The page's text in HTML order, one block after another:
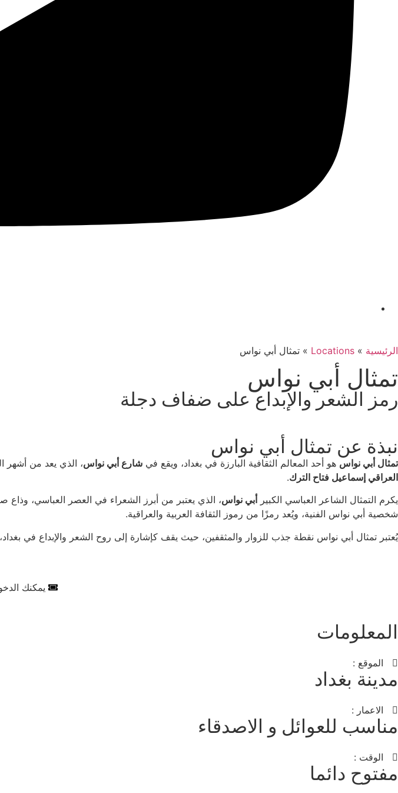
الرئيسية »
Locations
» تمثال أبي نواس
تمثال أبي نواس
رمز الشعر والإبداع على ضفاف دجلة
نبذة عن تمثال أبي نواس
تمثال أبي نواس هو أحد المعالم الثقافية البارزة في بغداد، ويقع في شارع أبي نواس، الذي يعد من أشهر
العراقي إسماعيل فتاح الترك.
يكرم التمثال الشاعر العباسي الكبير أبي نواس، الذي يعتبر من أبرز الشعراء في العصر العباسي، وذاع
شخصية أبي نواس الفنية، ويُعد رمزًا من رموز الثقافة العربية والعراقية.
يُعتبر تمثال أبي نواس نقطة جذب للزوار والمثقفين، حيث يقف كإشارة إلى روح الشعر والإبداع في
يمكنك
المعلومات
الموقع :
مدينة بغداد
الاعمار :
مناسب للعوائل و الاصدقاء
الوقت :
مفتوح دائما